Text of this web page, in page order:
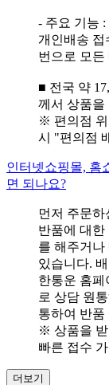
- 주요 기능
개인배송 접
번으로 모든
■ 전국 약
께서 상품을
※ 편의점 위
시 "편의점
인터넷쇼핑몰, 홈
면 되나요?
먼저 주문하
반품에 대한
를 해주거나
있습니다.
한통운 홈페
로 상담 원
통하여 반품
※ 상품을 받
빠른 접수
더보기